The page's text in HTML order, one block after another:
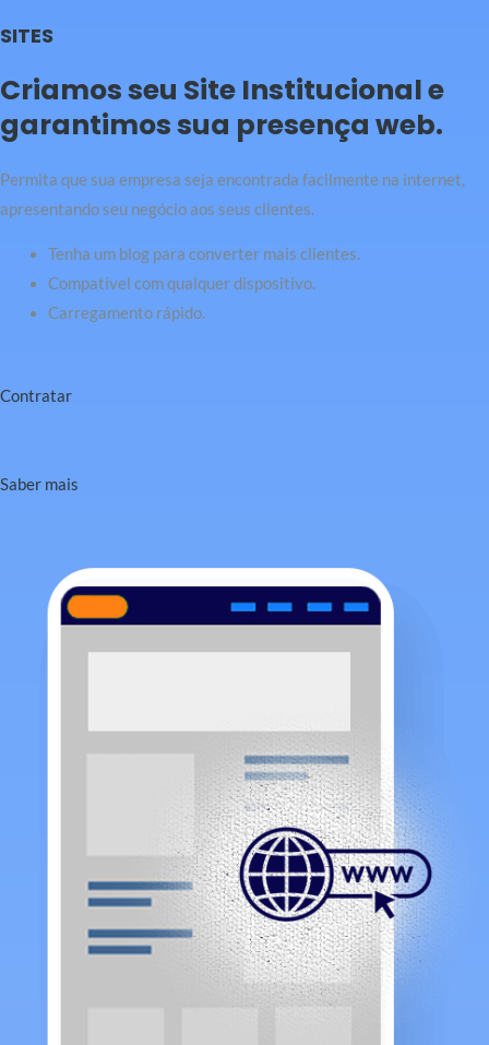
SITES
Criamos seu Site Institucional e
garantimos sua presença web.
Permita que sua empresa seja encontrada facilmente na internet,
apresentando seu negócio aos seus clientes.
Tenha um blog para converter mais clientes.
Compatível com qualquer dispositivo.
Carregamento rápido.
Contratar
Saber mais